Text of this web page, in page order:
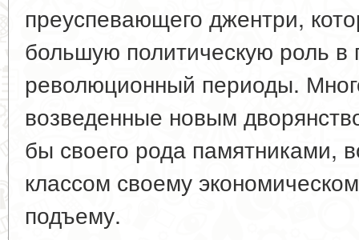
преуспевающего джентри,
большую политическую роль
революционный периоды.
возведенные новым
бы своего рода памятниками,
классом своему
подъему.